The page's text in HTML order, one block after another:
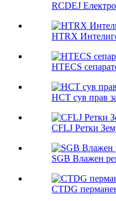
RCDEJ
HTRX
HTECS
HCT сув прав
CFLJ Ретки
SGB ​​Влажен
CTDG